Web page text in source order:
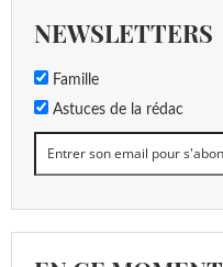
NEWSLETTERS
Famille
Astuces de la rédac